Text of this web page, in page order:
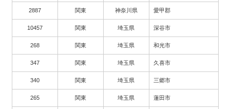
2887 関東 神奈川県 愛甲郡
10457 関東 埼玉県 深谷市
268 関東 埼玉県 和光市
347 関東 埼玉県 久喜市
340 関東 埼玉県 三郷市
265 関東 埼玉県 蓮田市